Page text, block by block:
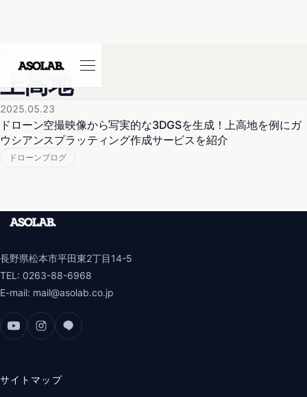
上高地
2025.05.23
ドローン空撮映像から写実的な3DGSを生成！上高地を例にガ
ウシアンスプラッティング作成サービスを紹介
ドローンブログ
長野県松本市平田東2丁目14-5
TEL: 0263-88-6968
E-mail: mail@asolab.co.jp
サイトマップ